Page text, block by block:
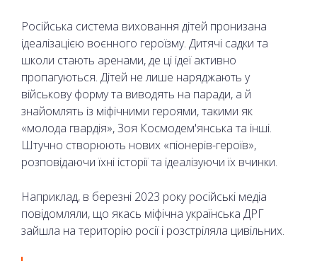
Російська система виховання дітей пронизана
ідеалізацією воєнного героїзму. Дитячі садки та
школи стають аренами, де ці ідеї активно
пропагуються. Дітей не лише наряджають у
військову форму та виводять на паради, а й
знайомлять із міфічними героями, такими як
«молода гвардія», Зоя Космодем'янська та інші.
Штучно створюють нових «піонерів-героїв»,
розповідаючи їхні історії та ідеалізуючи їх вчинки.
Наприклад, в березні 2023 року російські медіа
повідомляли, що якась міфічна українська ДРГ
зайшла на територію росії і розстріляла цивільних.